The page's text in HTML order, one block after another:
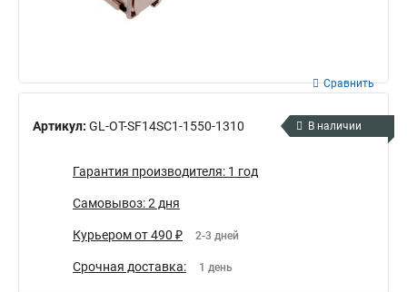
Артикул: GL-OT-SF14SC1-1550-1310
Сравнить
В наличии
Гарантия производителя: 1 год
Самовывоз: 2 дня
Курьером от 490 ₽ 2-3 дней
Срочная доставка: 1 день